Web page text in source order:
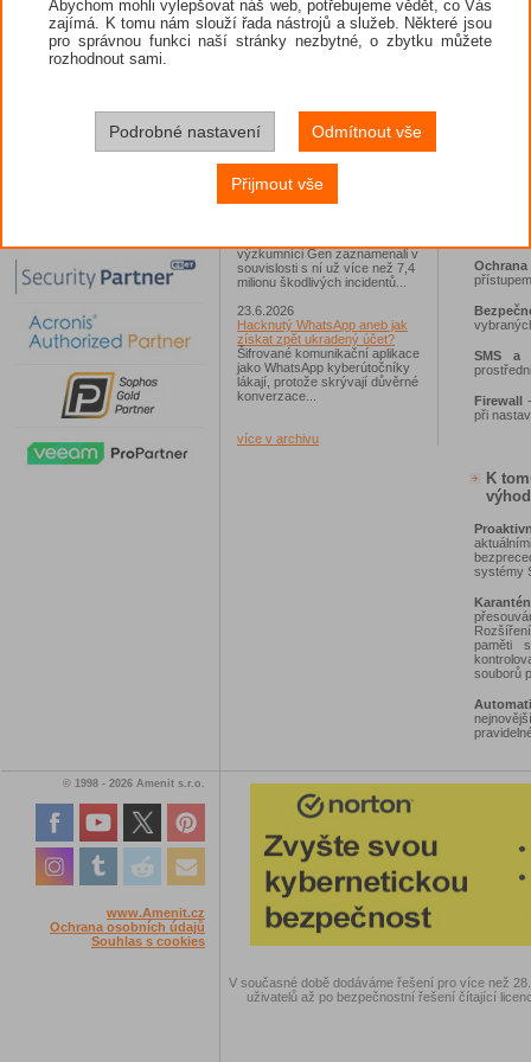
26.6.2026
ESET: S příchodem léta
zaplavují Česko falešné mobilní
Chase Home App či Candy
Race Launcher. Hlavním cílem
útočníků bylo v tomto případě
Polsko, následováno Českem a
Slovenskem...
24.6.2026
výzkumníci Gen zaznamenali v
souvislosti s ní už více než 7,4
milionu škodlivých incidentů...
23.6.2026
Hacknutý WhatsApp aneb jak
získat zpět ukradený účet?
Šifrované komunikační aplikace
jako WhatsApp kyberútočníky
lákají, protože skrývají důvěrné
konverzace...
více v archivu
SMS a
Firewall
při
K
systémy
paměti
souborů
© 1998 - 2026 Amenit s.r.o.
www.Amenit.cz
Ochrana osobních údajů
Souhlas s cookies
V současné době dodáváme řešení pro více než
uživatelů až po bezpečnostní řešení čítající
Abychom mohli vylepšovat náš web, potřebujeme vědět, co Vás
zajímá. K tomu nám slouží řada nástrojů a služeb. Některé jsou
pro správnou funkci naší stránky nezbytné, o zbytku můžete
rozhodnout sami.
Podrobné nastavení Odmítnout vše
Přijmout vše